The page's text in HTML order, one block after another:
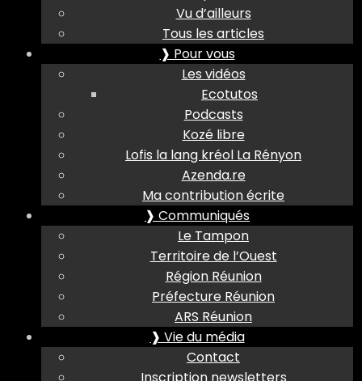
Vu d’ailleurs
Tous les articles
❱ Pour vous
Les vidéos
Ecotutos
Podcasts
Kozé libre
Lofis la lang kréol La Rényon
Azenda.re
Ma contribution écrite
❱ Communiqués
Le Tampon
Territoire de l’Ouest
Région Réunion
Préfecture Réunion
ARS Réunion
❱ Vie du média
Contact